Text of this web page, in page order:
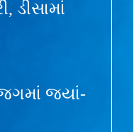
ડીસામાં
જગમાં જ્યાં-